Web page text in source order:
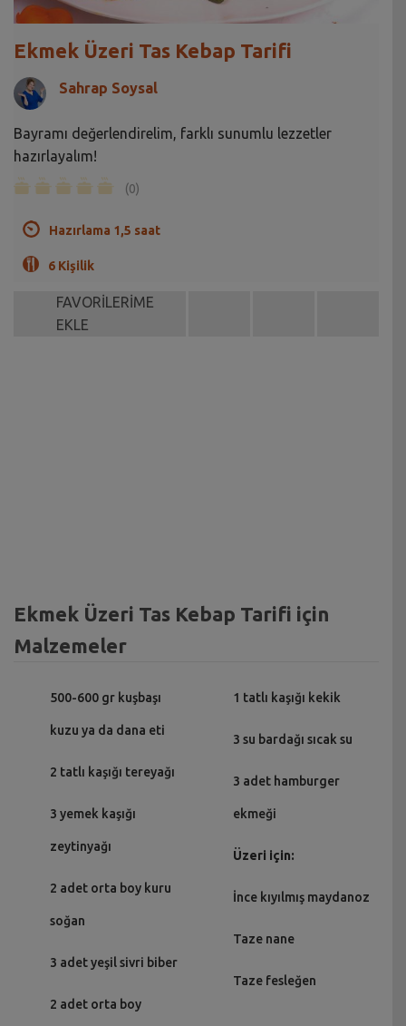
Ekmek Üzeri Tas Kebap Tarifi
Sahrap Soysal
Bayramı değerlendirelim, farklı sunumlu lezzetler
hazırlayalım!
(0)
Hazırlama 1,5 saat
6 Kişilik
FAVORİLERİME
EKLE
Ekmek Üzeri Tas Kebap Tarifi için
Malzemeler
500-600 gr kuşbaşı
kuzu ya da dana eti
2 tatlı kaşığı tereyağı
3 yemek kaşığı
zeytinyağı
2 adet orta boy kuru
soğan
3 adet yeşil sivri biber
2 adet orta boy
1 tatlı kaşığı kekik
3 su bardağı sıcak su
3 adet hamburger
ekmeği
Üzeri için:
İnce kıyılmış maydanoz
Taze nane
Taze fesleğen